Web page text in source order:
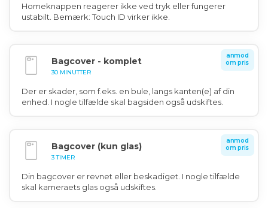
Homeknappen reagerer ikke ved tryk eller fungerer
ustabilt. Bemærk: Touch ID virker ikke.
Bagcover - komplet
30 MINUTTER
anmod
om pris
Der er skader, som f.eks. en bule, langs kanten(e) af din
enhed. I nogle tilfælde skal bagsiden også udskiftes.
Bagcover (kun glas)
3 TIMER
anmod
om pris
Din bagcover er revnet eller beskadiget. I nogle tilfælde
skal kameraets glas også udskiftes.